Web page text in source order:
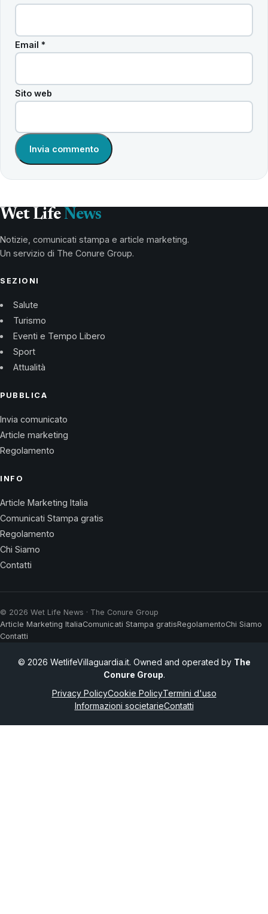
Email *
Sito web
Wet Life News
Notizie, comunicati stampa e article marketing.
Un servizio di The Conure Group.
SEZIONI
Salute
Turismo
Eventi e Tempo Libero
Sport
Attualità
PUBBLICA
Invia comunicato
Article marketing
Regolamento
INFO
Article Marketing Italia
Comunicati Stampa gratis
Regolamento
Chi Siamo
Contatti
© 2026 Wet Life News · The Conure Group
Article Marketing ItaliaComunicati Stampa gratisRegolamentoChi Siamo
Contatti
© 2026 WetlifeVillaguardia.it. Owned and operated by The
Conure Group.
Privacy PolicyCookie PolicyTermini d'uso
Informazioni societarieContatti